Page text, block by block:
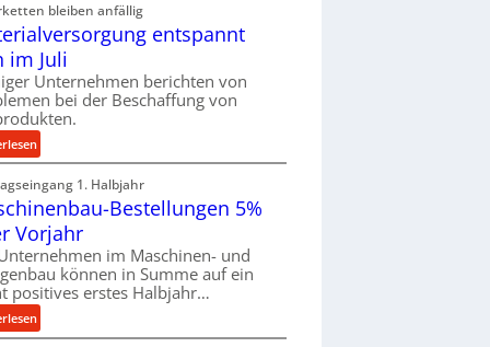
bleiben anfällig
entspannt
im Juli
Unternehmen berichten von
bei der Beschaffung von
:
M
a
t
r
a
l
v
1. Halbjahr
Bestellungen 5%
Vorjahr
im Maschinen- und
können in Summe auf ein
positives erstes Halbjahr…
:
M